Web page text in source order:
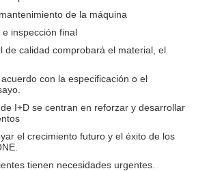
de la máquina
inspección final
de calidad comprobará el material, el
con la especificación o el
I+D se centran en reforzar y desarrollar
el crecimiento futuro y el éxito de los
tienen necesidades urgentes.